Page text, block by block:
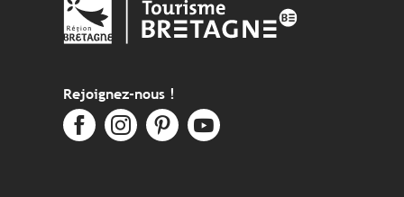
Rejoignez-nous !